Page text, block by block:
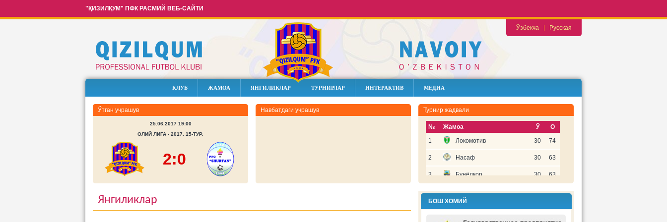
"ҚИЗИЛҚУМ" ПФК РАСМИЙ ВЕБ-САЙТИ
Ўзбекча Русская
КЛУБ ЖАМОА ЯНГИЛИКЛАР ТУРНИРЛАР ИНТЕРАКТИВ МЕДИА
Ўтган учрашув
25.06.2017 19:00
ОЛИЙ ЛИГА - 2017. 15-ТУР.
2:0
Навбатдаги учрашув Турнир жадвали
№ Жамоа Ў
О
1
Локомотив 30 74
2 Насаф 30 63
3 Бунёдкор 30 63
4 Бухоро 30 58
5 Пахтакор 30 52
Янгиликлар БОШ ХОМИЙ